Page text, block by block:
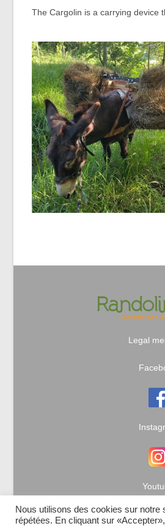
The Cargolin is a carrying device
Legal
Nous utilisons des cookies sur
répétées. En cliquant sur